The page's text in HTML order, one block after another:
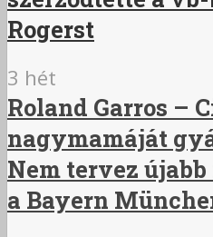
Rogerst
3 hét
Roland Garros –
nagymamáját
Nem tervez
a Bayern